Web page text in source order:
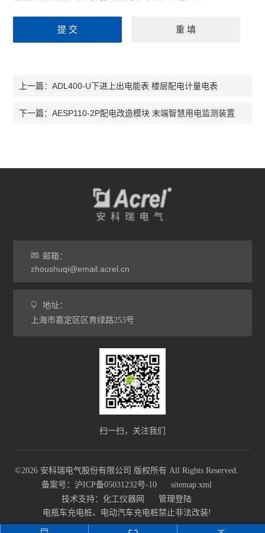
上一篇：ADL400-U下进上出电能表 楼层配电计量电表
下一篇：AESP110-2P配电改造模块 末端智慧用电监测装置
邮箱：
zhoushuqi@email.acrel.cn
地址：
上海市嘉定区区育绿路253号
扫一扫，关注我们
©2026 安科瑞电气股份有限公司 版权所有 All Rights Reserved.
备案号：沪ICP备05031232号-10
sitemap.xml
技术支持： 化工仪器网
管理登陆
电瓶车充电桩、电动汽车充电桩禁止非法改装!